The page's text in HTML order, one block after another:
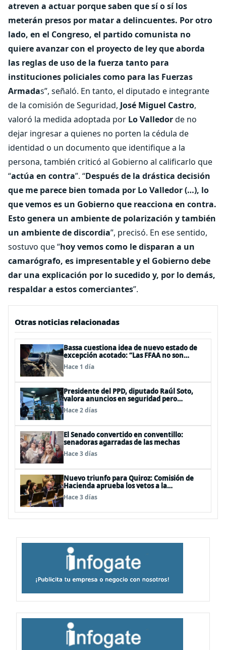
atreven a actuar porque saben que sí o sí los
meterán presos por matar a delincuentes. Por otro
lado, en el Congreso, el partido comunista no
quiere avanzar con el proyecto de ley que aborda
las reglas de uso de la fuerza tanto para
instituciones policiales como para las Fuerzas
Armadas”, señaló. En tanto, el diputado e integrante
de la comisión de Seguridad, José Miguel Castro,
valoró la medida adoptada por Lo Valledorde no
dejar ingresar a quienes no porten la cédula de
identidad o un documento que identifique a la
persona, también criticó al Gobierno al calificarlo que
“actúa en contra”. “Después de la drástica decisión
que me parece bien tomada por Lo Valledor (…), lo
que vemos es un Gobierno que reacciona en contra.
Esto genera un ambiente de polarización y también
un ambiente de discordia”, precisó. En ese sentido,
sostuvo que “hoy vemos como le disparan a un
camarógrafo, es impresentable y el Gobierno debe
dar una explicación por lo sucedido y, por lo demás,
respaldar a estos comerciantes”.
Otras noticias relacionadas
Bassa cuestiona idea de nuevo estado de
excepción acotado: “Las FFAA no son
policías”
Hace 1 día
Presidente del PPD, diputado Raúl Soto,
valora anuncios en seguridad pero
advierte ausencia clave: alzamiento del
secreto bancario
Hace 2 días
El Senado convertido en conventillo:
senadoras agarradas de las mechas
Hace 3 días
Nuevo triunfo para Quiroz: Comisión de
Hacienda aprueba los vetos a la
Megarreforma
Hace 3 días